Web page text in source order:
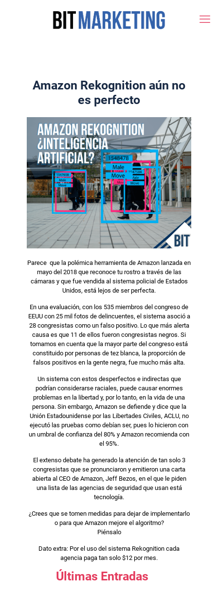
Amazon Rekognition aún no
es perfecto
Parece que la polémica herramienta de Amazon lanzada en
mayo del 2018 que reconoce tu rostro a través de las
cámaras y que fue vendida al sistema policial de Estados
Unidos, está lejos de ser perfecta.
En una evaluación, con los 535 miembros del congreso de
EEUU con 25 mil fotos de delincuentes, el sistema asoció a
28 congresistas como un falso positivo. Lo que más alerta
causa es que 11 de ellos fueron congresistas negros. Si
tomamos en cuenta que la mayor parte del congreso está
constituido por personas de tez blanca, la proporción de
falsos positivos en la gente negra, fue mucho más alta.
Un sistema con estos desperfectos e indirectas que
podrían considerarse raciales, puede causar enormes
problemas en la libertad y, por lo tanto, en la vida de una
persona. Sin embargo, Amazon se defiende y dice que la
Unión Estadounidense por las Libertades Civiles, ACLU, no
ejecutó las pruebas como debían ser, pues lo hicieron con
un umbral de confianza del 80% y Amazon recomienda con
el 95%.
El extenso debate ha generado la atención de tan solo 3
congresistas que se pronunciaron y emitieron una carta
abierta al CEO de Amazon, Jeff Bezos, en el que le piden
una lista de las agencias de seguridad que usan está
tecnología.
¿Crees que se tomen medidas para dejar de implementarlo
o para que Amazon mejore el algoritmo?
Piénsalo
Dato extra: Por el uso del sistema Rekognition cada
agencia paga tan solo $12 por mes.
Últimas Entradas